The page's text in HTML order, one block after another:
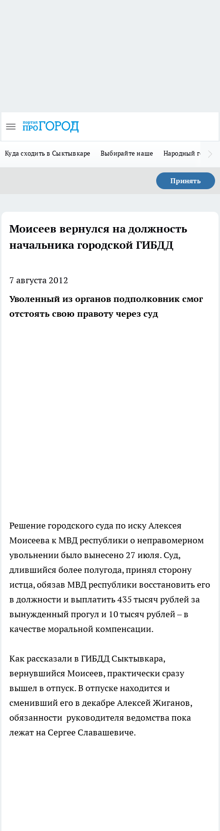
Куда сходить в Сыктывкаре Выбирайте наше Народный герой
Принять
Моисеев вернулся на должность
начальника городской ГИБДД
7 августа 2012
Уволенный из органов подполковник смог
отстоять свою правоту через суд
Решение городского суда по иску Алексея
Моисеева к МВД республики о неправомерном
увольнении было вынесено 27 июля. Суд,
длившийся более полугода, принял сторону
истца, обязав МВД республики восстановить его
в должности и выплатить 435 тысяч рублей за
вынужденный прогул и 10 тысяч рублей – в
качестве моральной компенсации.
Как рассказали в ГИБДД Сыктывкара,
вернувшийся Моисеев, практически сразу
вышел в отпуск. В отпуске находится и
сменивший его в декабре Алексей Жиганов,
обязанности руководителя ведомства пока
лежат на Сергее Славашевиче.